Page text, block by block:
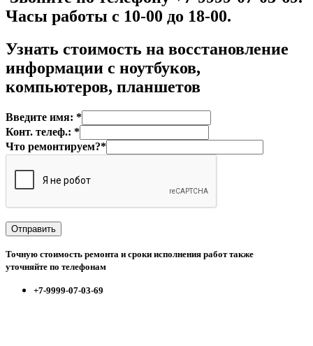
Часы работы с 10-00 до 18-00.
Узнать стоимость на восстановление
информации с ноутбуков,
компьютеров, планшетов
Введите имя: *
Конт. телеф.: *
Что ремонтируем?*
Точную стоимость ремонта и сроки исполнения работ также
уточняйте по телефонам
+7-9999-07-03-69